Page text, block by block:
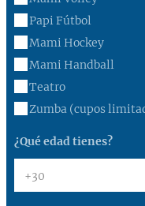
Papi Fútbol
Mami Hockey
Mami Handball
Teatro
Zumba (cupos
¿Qué edad tienes?